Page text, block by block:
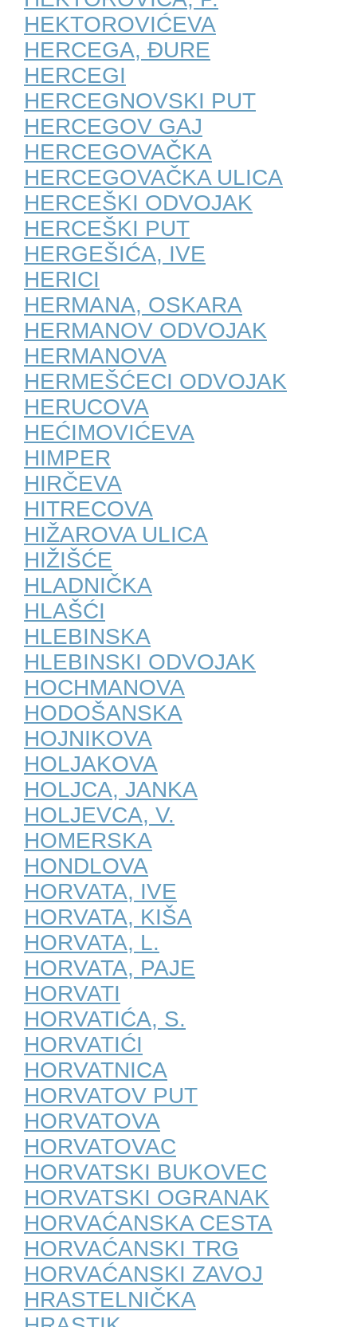
HEKTOROVIĆEVA
HERCEGA, ĐURE
HERCEGI
HERCEGNOVSKI PUT
HERCEGOV GAJ
HERCEGOVAČKA
HERCEGOVAČKA ULICA
HERCEŠKI ODVOJAK
HERCEŠKI PUT
HERGEŠIĆA, IVE
HERICI
HERMANA, OSKARA
HERMANOV ODVOJAK
HERMANOVA
HERMEŠĆECI ODVOJAK
HERUCOVA
HEĆIMOVIĆEVA
HIMPER
HIRČEVA
HITRECOVA
HIŽAROVA ULICA
HIŽIŠĆE
HLADNIČKA
HLAŠĆI
HLEBINSKA
HLEBINSKI ODVOJAK
HOCHMANOVA
HODOŠANSKA
HOJNIKOVA
HOLJAKOVA
HOLJCA, JANKA
HOLJEVCA, V.
HOMERSKA
HONDLOVA
HORVATA, IVE
HORVATA, KIŠA
HORVATA, L.
HORVATA, PAJE
HORVATI
HORVATIĆA, S.
HORVATIĆI
HORVATNICA
HORVATOV PUT
HORVATOVA
HORVATOVAC
HORVATSKI BUKOVEC
HORVATSKI OGRANAK
HORVAĆANSKA CESTA
HORVAĆANSKI TRG
HORVAĆANSKI ZAVOJ
HRASTELNIČKA